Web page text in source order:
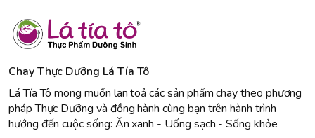
Chay Thực Dưỡng Lá Tía Tô
Lá Tía Tô mong muốn lan toả các sản phẩm chay theo phương
pháp Thực Dưỡng và đồng hành cùng bạn trên hành trình
hướng đến cuộc sống: Ăn xanh - Uống sạch - Sống khỏe